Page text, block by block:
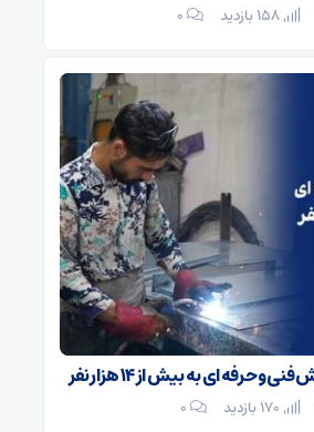
۰
و حرفه ای به بیش از ۱۴ هزار نفر
۰